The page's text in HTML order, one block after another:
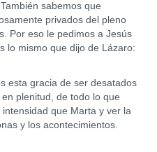
sabemos que
privados del pleno
Por eso le pedimos a Jesús
lo mismo que dijo de Lázaro:
esta gracia de ser desatados
plenitud, de todo lo que
que Marta y ver la
y los acontecimientos.